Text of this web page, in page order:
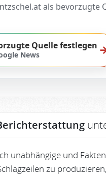
als
Quelle festlegen
News
unabhängige und
zu